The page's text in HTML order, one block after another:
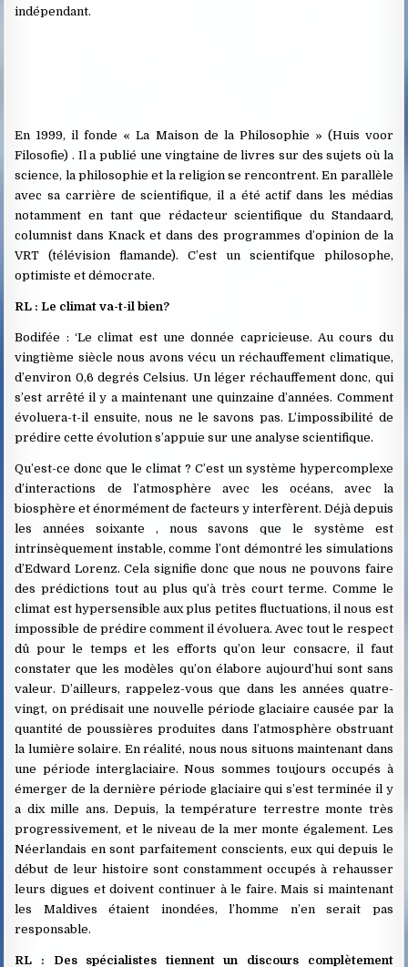
indépendant.
En 1999, il fonde « La Maison de la Philosophie » (Huis voor
Filosofie) . Il a publié une vingtaine de livres sur des sujets où la
science, la philosophie et la religion se rencontrent. En parallèle
avec sa carrière de scientifique, il a été actif dans les médias
notamment en tant que rédacteur scientifique du Standaard,
columnist dans Knack et dans des programmes d’opinion de la
VRT (télévision flamande). C’est un scientifque philosophe,
optimiste et démocrate.
RL : Le climat va-t-il bien?
Bodifée : ‘Le climat est une donnée capricieuse. Au cours du
vingtième siècle nous avons vécu un réchauffement climatique,
d’environ 0,6 degrés Celsius. Un léger réchauffement donc, qui
s’est arrêté il y a maintenant une quinzaine d’années. Comment
évoluera-t-il ensuite, nous ne le savons pas. L’impossibilité de
prédire cette évolution s’appuie sur une analyse scientifique.
Qu’est-ce donc que le climat ? C’est un système hypercomplexe
d’interactions de l’atmosphère avec les océans, avec la
biosphère et énormément de facteurs y interfèrent. Déjà depuis
les années soixante , nous savons que le système est
intrinsèquement instable, comme l’ont démontré les simulations
d’Edward Lorenz. Cela signifie donc que nous ne pouvons faire
des prédictions tout au plus qu’à très court terme. Comme le
climat est hypersensible aux plus petites fluctuations, il nous est
impossible de prédire comment il évoluera. Avec tout le respect
dû pour le temps et les efforts qu’on leur consacre, il faut
constater que les modèles qu’on élabore aujourd’hui sont sans
valeur. D’ailleurs, rappelez-vous que dans les années quatre-
vingt, on prédisait une nouvelle période glaciaire causée par la
quantité de poussières produites dans l’atmosphère obstruant
la lumière solaire. En réalité, nous nous situons maintenant dans
une période interglaciaire. Nous sommes toujours occupés à
émerger de la dernière période glaciaire qui s’est terminée il y
a dix mille ans. Depuis, la température terrestre monte très
progressivement, et le niveau de la mer monte également. Les
Néerlandais en sont parfaitement conscients, eux qui depuis le
début de leur histoire sont constamment occupés à rehausser
leurs digues et doivent continuer à le faire. Mais si maintenant
les Maldives étaient inondées, l’homme n’en serait pas
responsable.
RL : Des spécialistes tiennent un discours complètement